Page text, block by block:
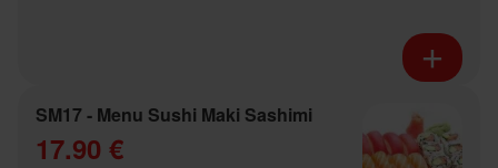
SM17 - Menu Sushi Maki Sashimi
17.90 €